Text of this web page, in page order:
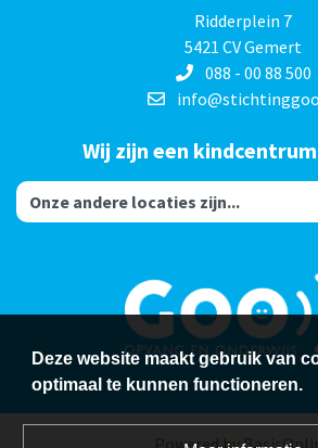
Ridderplein 7
5421 CV Gemert
088 - 00 88 500
Wij zijn een kindcentrum
Deze website maakt gebruik van
optimaal te kunnen functioneren.